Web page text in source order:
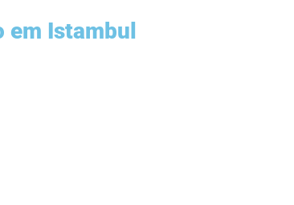
em Istambul